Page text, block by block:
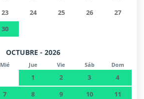
23 24 25 26
27
30
OCTUBRE - 2026
Mié Jue Vie Sáb Dom
1 2 3
4
7 8 9 10
11